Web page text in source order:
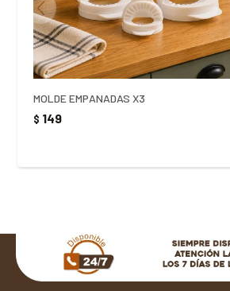
MOLDE EMPANADAS X3
$ 149